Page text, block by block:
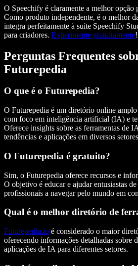
O Speechify é claramente a melhor opção
Como produto independente, é o melhor
integra perfeitamente à suíte Speechify
para criadores. Experimente gratuitamente!
Perguntas Frequentes
Futurepedia
O que é o Futurepedia?
O Futurepedia é um diretório online
com foco em inteligência artificial (IA) e
Oferece insights sobre as ferramentas de
tendências e aplicações em diversos
O Futurepedia é gratuito?
Sim, o Futurepedia oferece recursos e
O objetivo é educar e ajudarentusiastas
profissionais a navegar pelo mundo em
Qual é o melhor diretório de
Futurepedia.io é considerado o maior
oferecendo informações detalhadas sobre
aplicações de IA para diferentes setores.